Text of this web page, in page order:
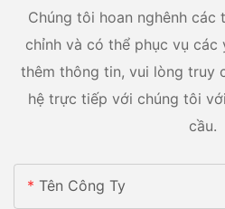
Chúng tôi hoan nghênh
chỉnh và có thể phục vụ
thêm thông tin, vui lòng truy
hệ trực tiếp với chúng tôi
cầu.
Tên Công Ty